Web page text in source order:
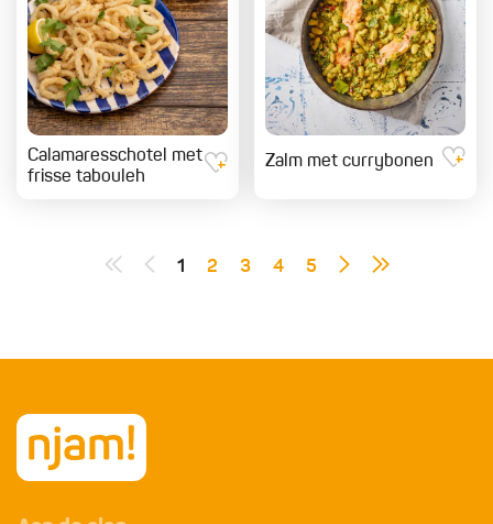
Calamaresschotel met
frisse tabouleh
Zalm met currybonen
1 2 3 4 5